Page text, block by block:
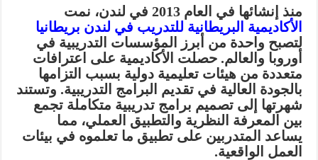
منذ إنشائها في العام 2013 في لندن، نمت
الأكاديمية البريطانية للتدريب في لندن بريطانيا
لتصبح واحدة من أبرز المؤسسات التدريبية في
أوروبا والعالم. حصلت الأكاديمية على اعترافات
متعددة من هيئات تعليمية دولية بسبب التزامها
بالجودة العالية في تقديم البرامج التدريبية. وتستند
شهرتها إلى تصميم برامج تدريبية متكاملة تجمع
بين المعرفة النظرية والتطبيق العملي، مما
يساعد المتدربين على تطبيق ما تعلموه في بيئات
العمل الواقعية.